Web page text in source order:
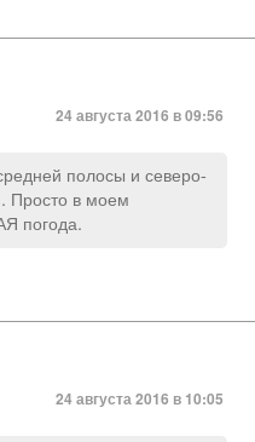
24 августа 2016 в 09:56
полосы и северо-
Просто в моем
погода.
24 августа 2016 в 10:05